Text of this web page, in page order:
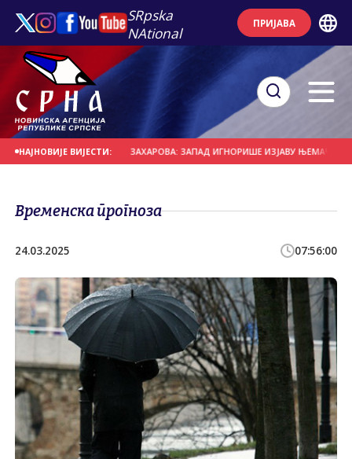
SRpska
NAtional
ПРИЈАВА
НАЈНОВИЈЕ ВИЈЕСТИ:
НА ДАНАШЊИ ДАН ЗАХАРОВА: ЗАПАД ИГНОРИШЕ ИЗЈАВУ ЊЕМАЧКОГ
Временска прогноза
24.03.2025 07:56:00